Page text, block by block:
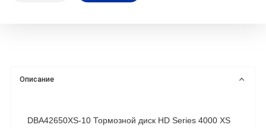
Описание
DBA42650XS-10 Тормозной диск HD Series 4000 XS